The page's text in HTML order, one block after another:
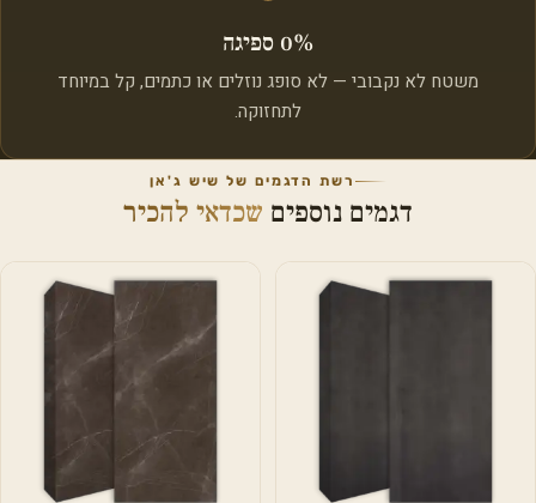
0% ספיגה
משטח לא נקבובי — לא סופג נוזלים או כתמים, קל במיוחד
לתחזוקה.
רשת הדגמים של שיש ג'אן
דגמים נוספים שכדאי להכיר